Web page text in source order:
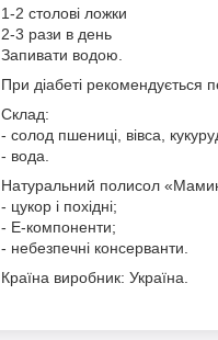
1-2 столові ложки
2-3 рази в день
Запивати водою.
При діабеті рекомендується
Склад:
- солод пшениці, вівса,
- вода.
Натуральний полисол
- цукор і похідні;
- Е-компоненти;
- небезпечні консерванти.
Країна виробник: Україна.